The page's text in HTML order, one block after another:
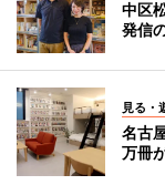
中区
発信
見る・
名古
万冊